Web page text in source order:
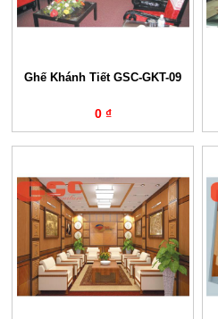
Ghế Khánh Tiết GSC-GKT-09
0 ₫